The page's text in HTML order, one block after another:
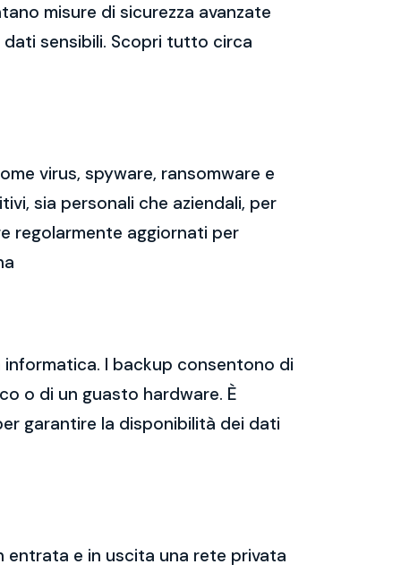
misure di sicurezza avanzate
sensibili. Scopri tutto circa
virus, spyware, ransomware e
sia personali che aziendali, per
regolarmente aggiornati per
I backup consentono di
o di un guasto hardware. È
garantire la disponibilità dei dati
e in uscita una rete privata